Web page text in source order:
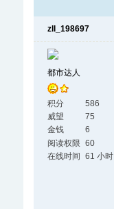
zll_198697
都市达人
积分
586
威望
75
金钱
6
阅读权限 60
在线时间 61 小时